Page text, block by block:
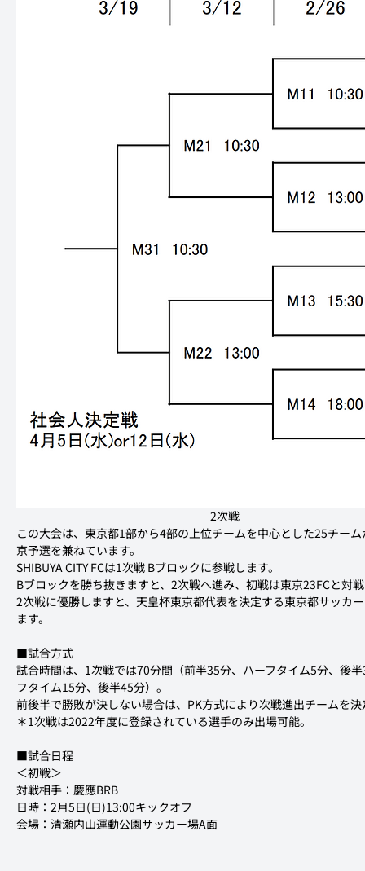
2次戦
この大会は、東京都1部から4部の上位チームを中心とした25チー
京予選を兼ねています。
SHIBUYA CITY FCは1次戦 Bブロックに参戦します。
Bブロックを勝ち抜きますと、2次戦へ進み、初戦は東京23FCと対
2次戦に優勝しますと、天皇杯東京都代表を決定する東京都サッカ
ます。
■試合方式
試合時間は、1次戦では70分間（前半35分、ハーフタイム5分、後
フタイム15分、後半45分）。
前後半で勝敗が決しない場合は、PK方式により次戦進出チームを決
■試合日程
＜初戦＞
対戦相手：慶應BRB
日時：2月5日(日)13:00キックオフ
会場：清瀬内山運動公園サッカー場A面